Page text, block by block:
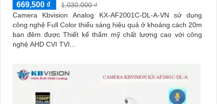
669,500 ₫
1,030,000 ₫
Camera Kbvision Analog KX-AF2001C-DL-A-VN sử dụng
công nghệ Full Color thiếu sáng hiệu quả ở khoảng cách 20m
ban đêm được Thiết kế thẩm mỹ chất lượng cao với công
nghệ AHD CVI TVI...